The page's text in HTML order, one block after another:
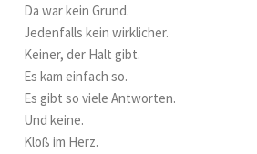
Da war kein Grund.
Jedenfalls kein wirklicher.
Keiner, der Halt gibt.
Es kam einfach so.
Es gibt so viele Antworten.
Und keine.
Kloß im Herz.